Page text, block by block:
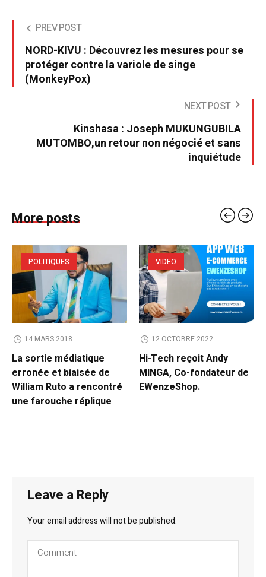
PREV POST
NORD-KIVU : Découvrez les mesures pour se
protéger contre la variole de singe
(MonkeyPox)
NEXT POST
Kinshasa : Joseph MUKUNGUBILA
MUTOMBO,un retour non négocié et sans
inquiétude
More posts
POLITIQUES
14 MARS 2018
La sortie médiatique
erronée et biaisée de
William Ruto a rencontré
une farouche réplique
VIDEO
12 OCTOBRE 2022
Hi-Tech reçoit Andy
MINGA, Co-fondateur de
EWenzeShop.
Leave a Reply
Your email address will not be published.